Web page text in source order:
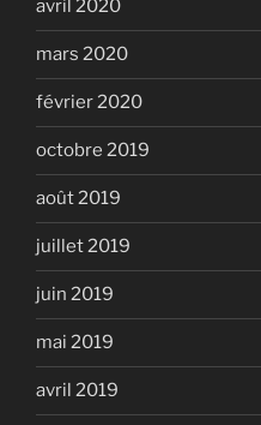
avril 2020
mars 2020
février 2020
octobre 2019
août 2019
juillet 2019
juin 2019
mai 2019
avril 2019